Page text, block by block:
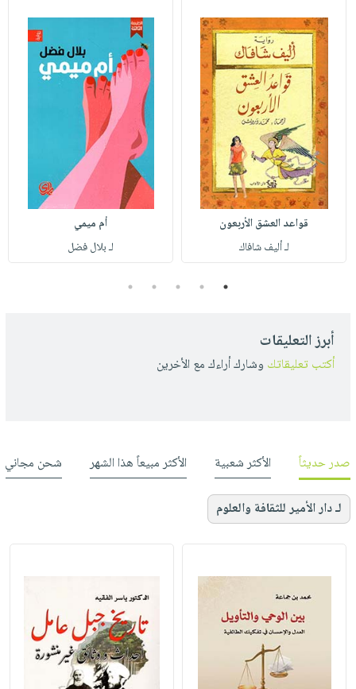
قواعد العشق الأربعون
لـ أليف شافاك
أم ميمي
لـ بلال فضل
1
2
3
4
5
أبرز التعليقات
أكتب تعليقاتك وشارك أراءك مع الأخرين
صدر حديثاً الأكثر شعبية الأكثر مبيعاً هذا الشهر شحن مجاني
لـ دار الأمير للثقافة والعلوم